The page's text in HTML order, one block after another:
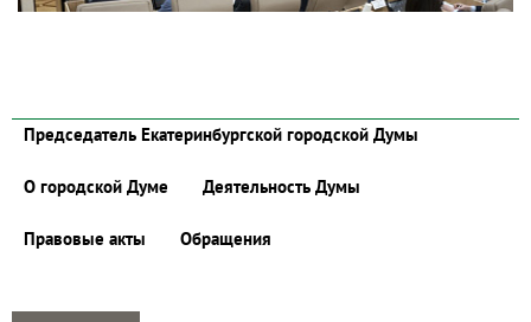
Председатель Екатеринбургской городской Думы
О городской Думе Деятельность Думы
Правовые акты Обращения